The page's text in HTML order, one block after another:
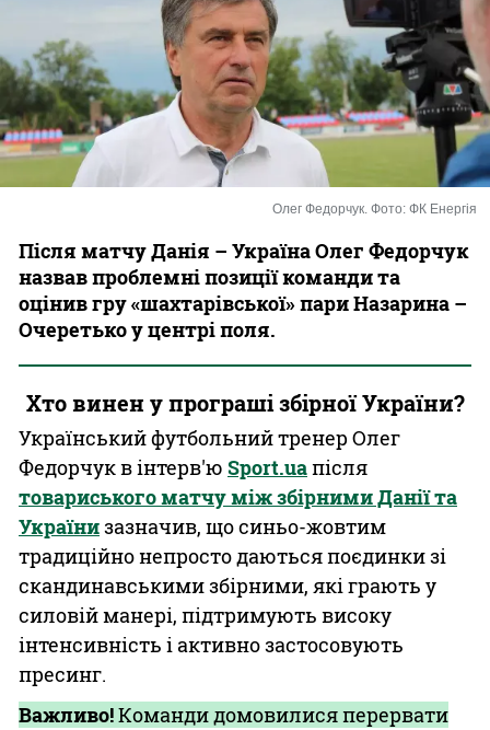
Букмекери
Казино
Олег Федорчук. Фото: ФК Енергія
Після матчу Данія – Україна Олег Федорчук
назвав проблемні позиції команди та
оцінив гру «шахтарівської» пари Назарина –
Очеретько у центрі поля.
Хто винен у програші збірної України?
Український футбольний тренер Олег
Федорчук в інтерв'ю Sport.uaпісля
товариського матчу між збірними Данії та
Українизазначив, що синьо-жовтим
традиційно непросто даються поєдинки зі
скандинавськими збірними, які грають у
силовій манері, підтримують високу
інтенсивність і активно застосовують
пресинг.
Важливо!Команди домовилися перервати